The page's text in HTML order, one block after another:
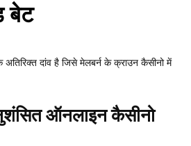
बेट
अतिरिक्त दांव है जिसे मेलबर्न के क्राउन कैसीनो में
ऑनलाइन कैसीनो